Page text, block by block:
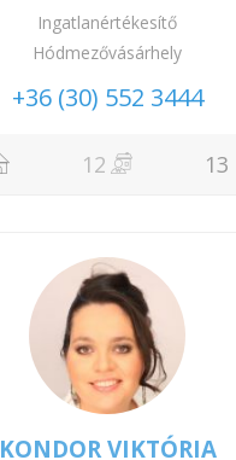
Ingatlanértékesítő
Hódmezővásárhely
+36 (30) 552 3444
12 13
KONDOR VIKTÓRIA